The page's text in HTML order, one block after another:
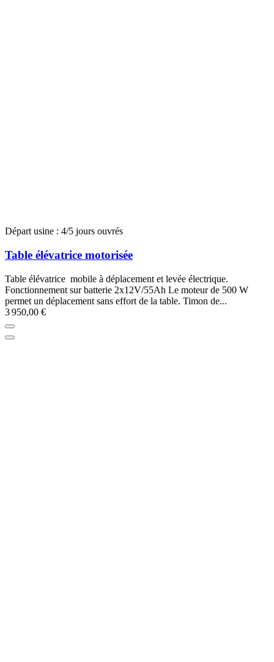
Départ usine : 4/5 jours ouvrés
Table élévatrice motorisée
Table élévatrice mobile à déplacement et levée électrique.
Fonctionnement sur batterie 2x12V/55Ah Le moteur de 500 W
permet un déplacement sans effort de la table. Timon de...
3 950,00 €